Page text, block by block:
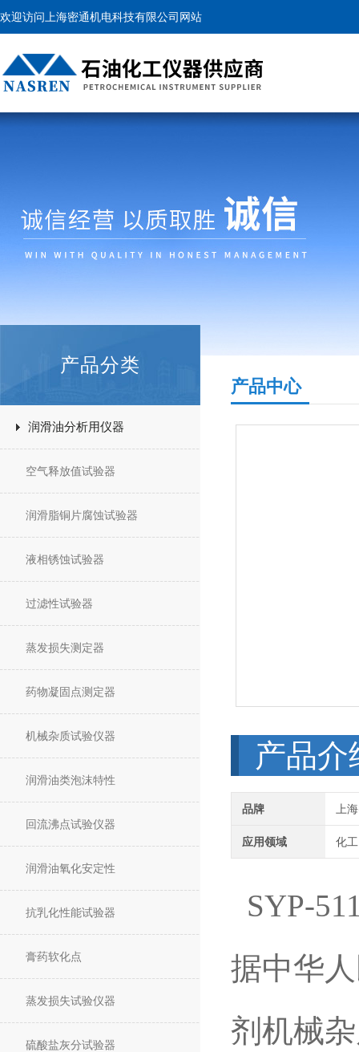
欢迎访问上海密通机电科技有限公司网站
产品分类
润滑油分析用仪器
空气释放值试验器
润滑脂铜片腐蚀试验器
液相锈蚀试验器
过滤性试验器
蒸发损失测定器
药物凝固点测定器
机械杂质试验仪器
润滑油类泡沫特性
回流沸点试验仪器
润滑油氧化安定性
抗乳化性能试验器
膏药软化点
蒸发损失试验仪器
硫酸盐灰分试验器
产品中心
产品介
品牌 上
应用领域 化
SYP-
据中华
剂机械